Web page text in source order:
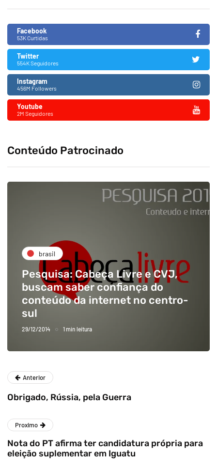
Facebook
53K Curtidas
Twitter
554K Seguidores
Instagram
456M Followers
Youtube
2M Seguidores
Conteúdo Patrocinado
brasil
Pesquisa: Cabeça Livre e CVJ,
buscam saber confiança do
conteúdo da internet no centro-
sul
29/12/2014 1 min leitura
Anterior
Obrigado, Rússia, pela Guerra
Proximo
Nota do PT afirma ter candidatura própria para
eleição suplementar em Iguatu